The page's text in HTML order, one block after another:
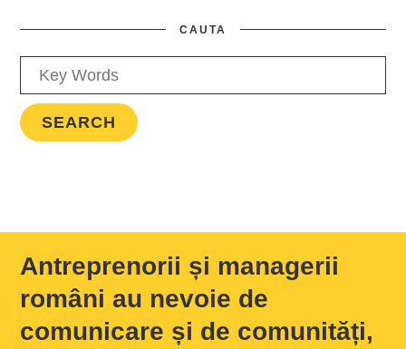
CAUTA
Antreprenorii și managerii
români au nevoie de
comunicare și de comunități,